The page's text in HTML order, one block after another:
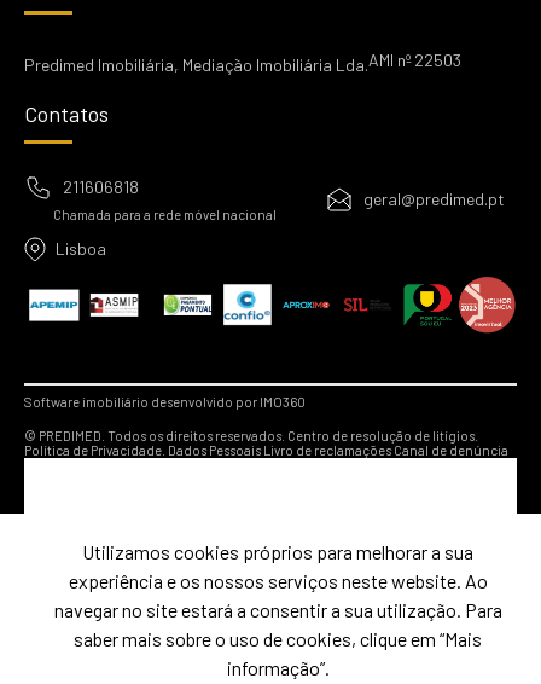
Predimed Imobiliária, Mediação Imobiliária Lda.AMI nº 22503
Contatos
211606818
Chamada para a rede móvel nacional
geral@predimed.pt
Lisboa
Software imobiliário desenvolvido por IMO360
© PREDIMED. Todos os direitos reservados. Centro de resolução de litígios.
Política de Privacidade. Dados PessoaisLivro de reclamações Canal de denúncia
Utilizamos cookies próprios para melhorar a sua
experiência e os nossos serviços neste website. Ao
navegar no site estará a consentir a sua utilização. Para
saber mais sobre o uso de cookies, clique em “Mais
informação”.